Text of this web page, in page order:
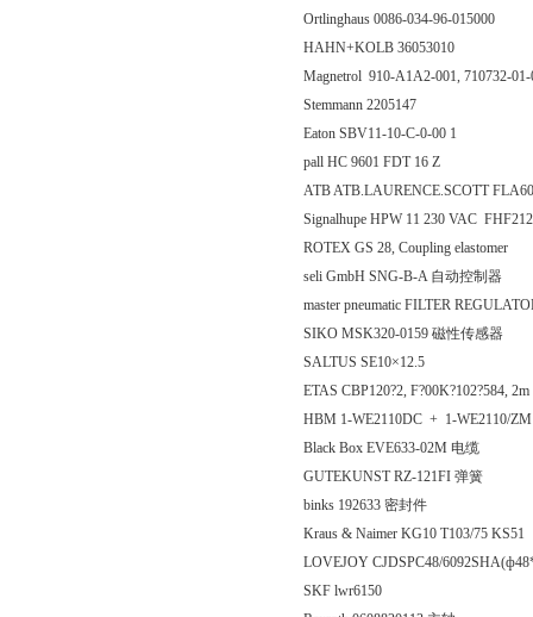
Ortlinghaus 0086-034-96-015000
HAHN+KOLB 36053010
Magnetrol 910-A1A2-001, 710732-
Stemmann 2205147
Eaton SBV11-10-C-0-00 1
pall HC 9601 FDT 16 Z
ATB ATB.LAURENCE.SCOTT
Signalhupe HPW 11 230 VAC
ROTEX GS 28, Coupling elastomer
seli GmbH SNG-B-A 自动控制器
master pneumatic FILTER
SIKO MSK320-0159 磁性传感器
SALTUS SE10×12.5
ETAS CBP120?2, F?00K?102?584, 2m
HBM 1-WE2110DC + 1-WE2110/
Black Box EVE633-02M 电缆
GUTEKUNST RZ-121FI 弹簧
binks 192633 密封件
Kraus & Naimer KG10 T103/75 KS51
LOVEJOY CJDSPC48/
SKF lwr6150